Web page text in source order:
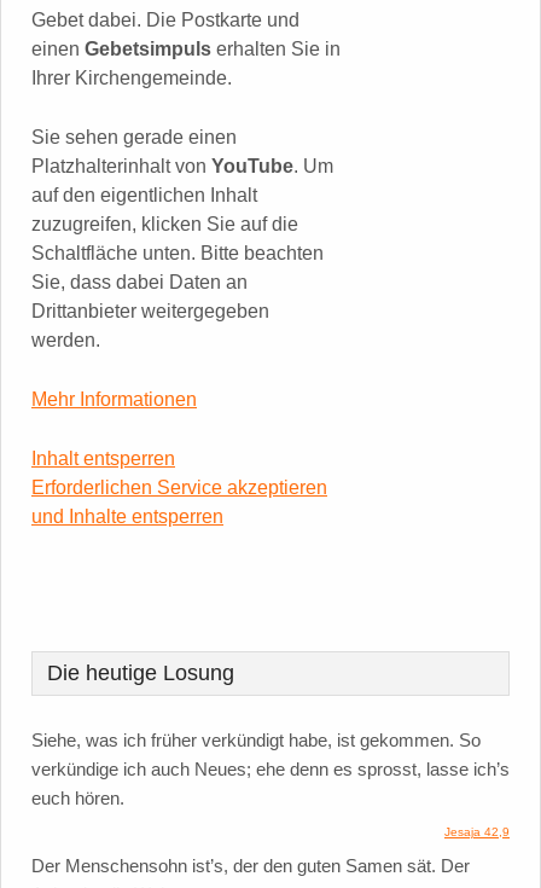
Gebet dabei. Die Postkarte und
einen Gebetsimpuls erhalten Sie in
Ihrer Kirchengemeinde.
Sie sehen gerade einen
Platzhalterinhalt von YouTube. Um
auf den eigentlichen Inhalt
zuzugreifen, klicken Sie auf die
Schaltfläche unten. Bitte beachten
Sie, dass dabei Daten an
Drittanbieter weitergegeben
werden.
Mehr Informationen
Inhalt entsperren
Erforderlichen Service akzeptieren
und Inhalte entsperren
Die heutige Losung
Siehe, was ich früher verkündigt habe, ist gekommen. So
verkündige ich auch Neues; ehe denn es sprosst, lasse ich’s
euch hören.
Jesaja 42,9
Der Menschensohn ist’s, der den guten Samen sät. Der